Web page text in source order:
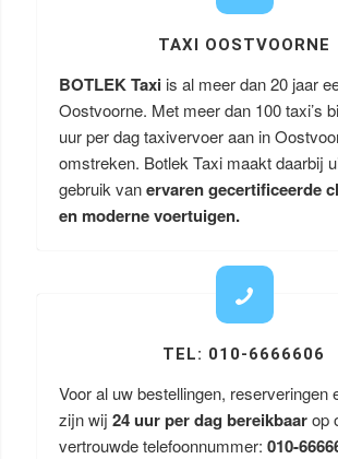
TAXI OOSTVOORNE
BOTLEK Taxi is al meer dan 20 jaar
Oostvoorne. Met meer dan 100 taxi’s
uur per dag taxivervoer aan in
omstreken. Botlek Taxi maakt daarbij
gebruik vanervaren gecertificeerde
en moderne voertuigen.
TEL: 010-6666606
Voor al uw bestellingen, reserveringen
zijn wij 24 uur per dag bereikbaarop
vertrouwde telefoonnummer: 010-